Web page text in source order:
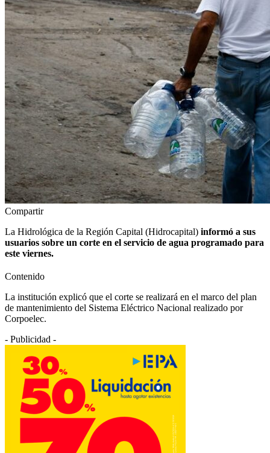
Compartir
La Hidrológica de la Región Capital (Hidrocapital) informó a sus
usuarios sobre un corte en el servicio de agua programado para
este viernes.
Contenido
La institución explicó que el corte se realizará en el marco del plan
de mantenimiento del Sistema Eléctrico Nacional realizado por
Corpoelec.
- Publicidad -